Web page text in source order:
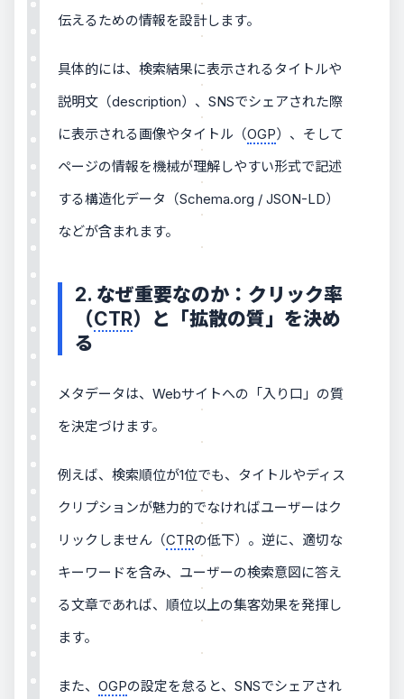
伝えるための情報を設計します。
具体的には、検索結果に表示されるタイトルや
説明文（description）、SNSでシェアされた際
に表示される画像やタイトル（OGP）、そして
ページの情報を機械が理解しやすい形式で記述
する構造化データ（Schema.org / JSON-LD）
などが含まれます。
2. なぜ重要なのか：クリック率
（CTR）と「拡散の質」を決め
る
メタデータは、Webサイトへの「入り口」の質
を決定づけます。
例えば、検索順位が1位でも、タイトルやディス
クリプションが魅力的でなければユーザーはク
リックしません（CTRの低下）。逆に、適切な
キーワードを含み、ユーザーの検索意図に答え
る文章であれば、順位以上の集客効果を発揮し
ます。
また、 OGPの設定を怠ると、SNSでシェアされ